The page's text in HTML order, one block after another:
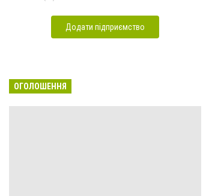
Додати підприємство
ОГОЛОШЕННЯ